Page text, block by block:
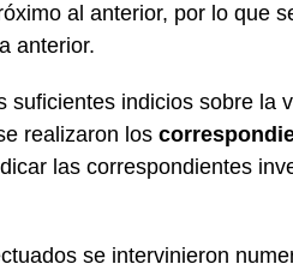
al anterior, por lo que
anterior.
suficientes indicios sobre la
realizaron los
las correspondientes
se intervinieron